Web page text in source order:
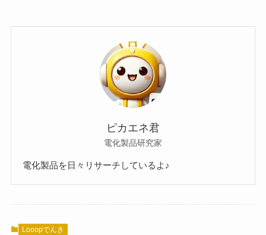
ピカエネ君
電化製品研究家
電化製品を日々リサーチしているよ♪
Looopでんき